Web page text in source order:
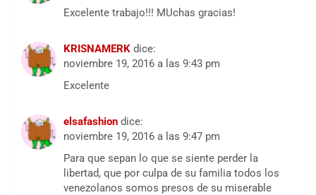
Excelente trabajo!!! MUchas gracias!
KRISNAMERK dice:
noviembre 19, 2016 a las 9:43 pm
Excelente
elsafashion dice:
noviembre 19, 2016 a las 9:47 pm
Para que sepan lo que se siente perder la
libertad, que por culpa de su familia todos los
venezolanos somos presos de su miserable